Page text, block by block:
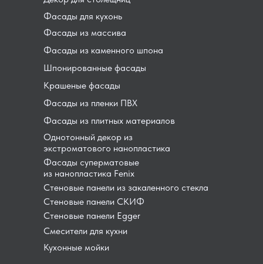
Стеновые панели из закаленного стекла
Фасады для кухонь
Шпонированные фасады
Фасады из массива
Фасады из каменного шпона
Крашеные фасады
Фасады из пленки ПВХ
Фасады из плитных материалов
Однотонный декор из
экстроматового нанопластика
Фасады суперматовые
из нанопластика Fenix
Стеновые панели СКИФ
Стеновые панели Egger
Кухонные мойки
Смесители для кухни